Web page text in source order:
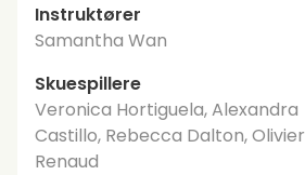
Instruktører
Samantha Wan
Skuespillere
Veronica Hortiguela, Alexandra
Castillo, Rebecca Dalton, Olivier
Renaud